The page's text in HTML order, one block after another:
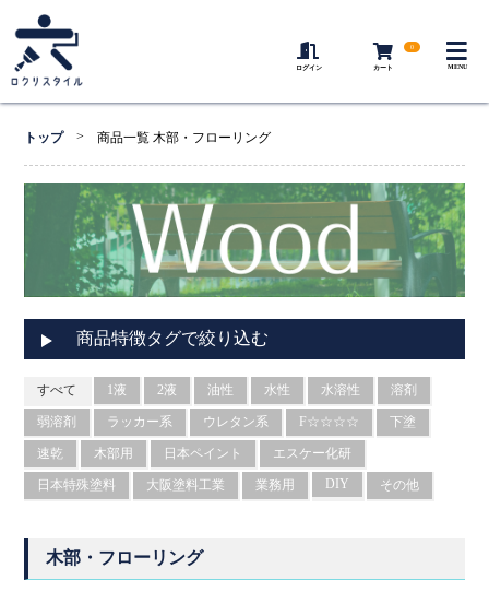
ログイン カート
0
MENU
トップ > 商品一覧 木部・フローリング
商品特徴タグで絞り込む
すべて 1液 2液 油性 水性 水溶性 溶剤
弱溶剤 ラッカー系 ウレタン系 F☆☆☆☆ 下塗
速乾 木部用 日本ペイント エスケー化研
日本特殊塗料 大阪塗料工業 業務用 DIY その他
木部・フローリング